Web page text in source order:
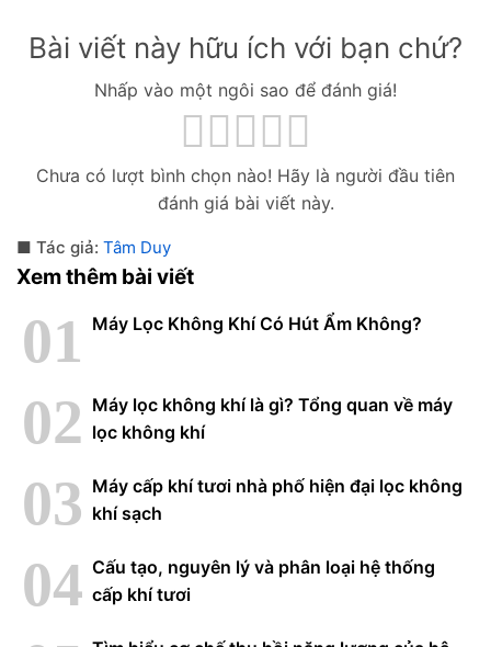
Bài viết này hữu ích với bạn chứ?
Nhấp vào một ngôi sao để đánh giá!
Chưa có lượt bình chọn nào! Hãy là người đầu tiên
đánh giá bài viết này.
Tác giả: Tâm Duy
Xem thêm bài viết
Máy Lọc Không Khí Có Hút Ẩm Không?
Máy lọc không khí là gì? Tổng quan về máy
lọc không khí
Máy cấp khí tươi nhà phố hiện đại lọc không
khí sạch
Cấu tạo, nguyên lý và phân loại hệ thống
cấp khí tươi